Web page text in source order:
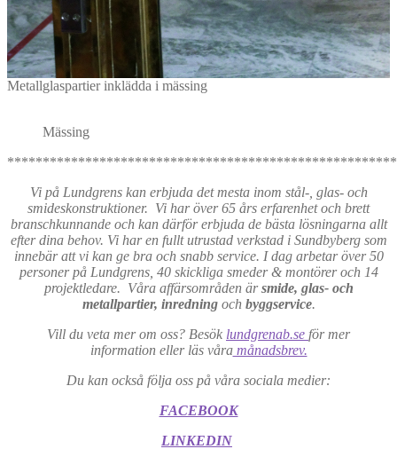
Metallglaspartier inklädda i mässing
Mässing
Vi på Lundgrens kan erbjuda det mesta inom stål-, glas- och
smideskonstruktioner. Vi har över 65 års erfarenhet och brett
branschkunnande och kan därför erbjuda de bästa lösningarna allt
efter dina behov. Vi har en fullt utrustad verkstad i Sundbyberg som
innebär att vi kan ge bra och snabb service. I dag arbetar över 50
personer på Lundgrens, 40 skickliga smeder & montörer och 14
projektledare. Våra affärsområden ärsmide, glas- och
metallpartier, inredningoch byggservice.
Vill du veta mer om oss? Besök lundgrenab.se för mer
information eller läs våramånadsbrev.
Du kan också följa oss på våra sociala medier:
FACEBOOK
LINKEDIN